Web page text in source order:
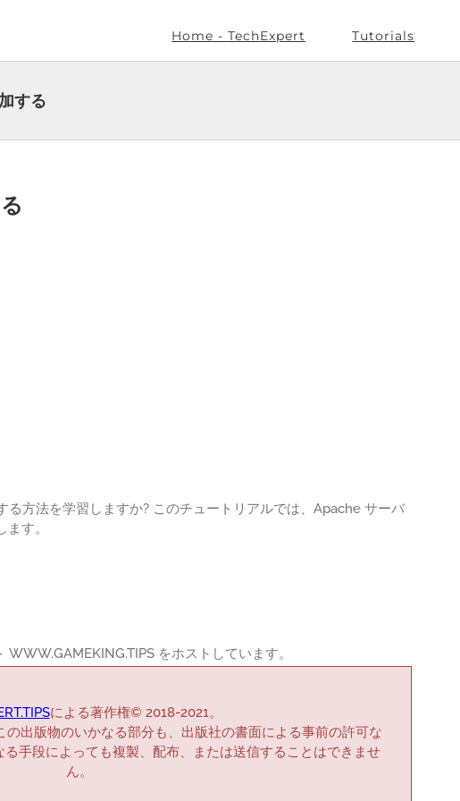
Home - TechExpert Tutorials
する
方法を学習しますか? このチュートリアルでは、Apache サーバ
す。
をホストしています。
による著作権© 2018-2021。
出版物のいかなる部分も、出版社の書面による事前の許可な
手段によっても複製、配布、または送信することはできませ
ん。